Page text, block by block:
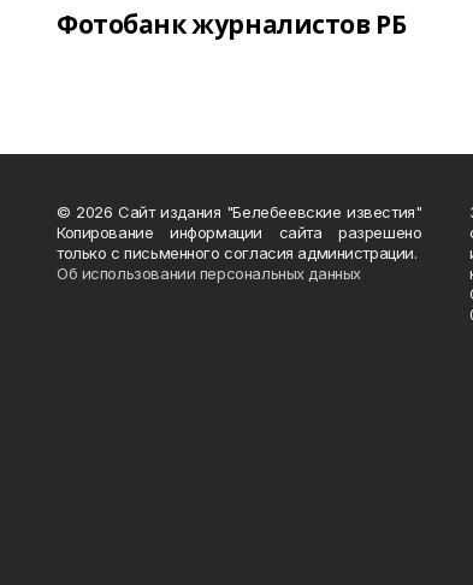
Фотобанк журналистов РБ
© 2026 Сайт издания "Белебеевские известия"
Копирование информации сайта разрешено
только с письменного согласия администрации.
Об использовании персональных данных